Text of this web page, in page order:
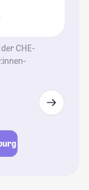
CHE-